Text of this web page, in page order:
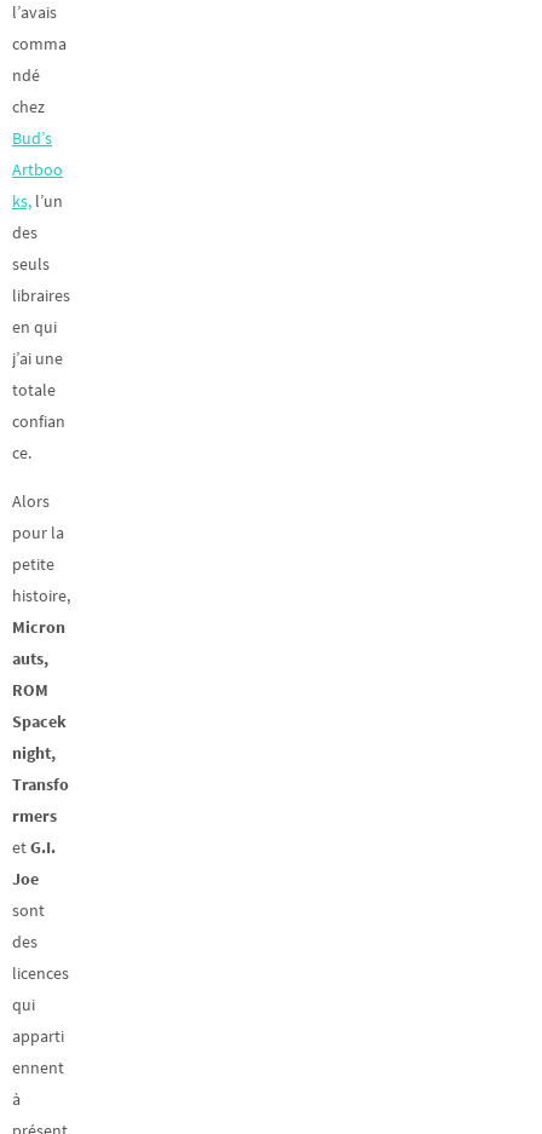
l’avais
comma
ndé
chez
Bud’s
Artboo
ks, l’un
des
seuls
libraires
en qui
j’ai une
totale
confian
ce.
Alors
pour la
petite
histoire,
Micron
auts,
ROM
Spacek
night,
Transfo
rmers
etG.I.
Joe
sont
des
licences
qui
apparti
ennent
à